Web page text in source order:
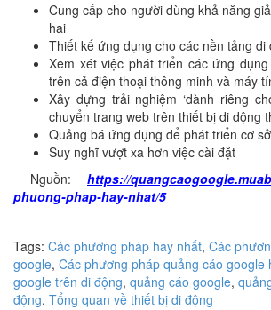
Cung cấp cho người dùng khả năng
hai
Thiết kế ứng dụng cho các nền tảng di
Xem xét việc phát triển các ứng dụng
trên cả điện thoại thông minh và máy
Xây dựng trải nghiệm ‘dành riêng
chuyển trang web trên thiết bị di dộng
Quảng bá ứng dụng để phát triển cơ
Suy nghĩ vượt xa hơn việc cài đặt
Nguồn: https://
phuong-phap-hay-nhat/5
Tags: Các phương pháp hay nhất, Các
google, Các phương pháp quảng cáo google
google trên di động, quảng cáo google,
động, Tổng quan về thiết bị di động